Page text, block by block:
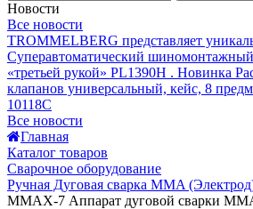
Новости
Все новости
TROMMELBERG представляет
Суперавтоматический
«третьей рукой» PL1390H . Новинка
клапанов универсальный, кейс, 8
10118C
Все новости
Главная
Каталог товаров
Сварочное оборудование
Ручная Дуговая сварка MMA
MMAX-7 Аппарат дуговой сварки